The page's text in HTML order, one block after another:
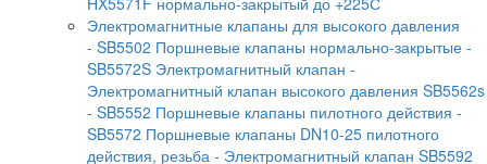
Электромагнитные клапаны для высокого давления
- SB5502 Поршневые клапаны нормально-закрытые -
SB5572S Электромагнитный клапан -
Электромагнитный клапан высокого давления SB5562s
- SB5552 Поршневые клапаны пилотного действия -
SB5572 Поршневые клапаны DN10-25 пилотного
действия, резьба - Электромагнитный клапан SB5592